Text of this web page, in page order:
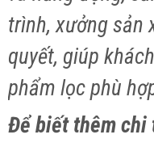
trình, xưởng sản
quyết, giúp
phẩm lọc phù
Để biết thêm chi